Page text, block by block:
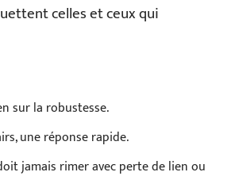
celles et ceux qui
sur la robustesse.
une réponse rapide.
jamais rimer avec perte de lien ou